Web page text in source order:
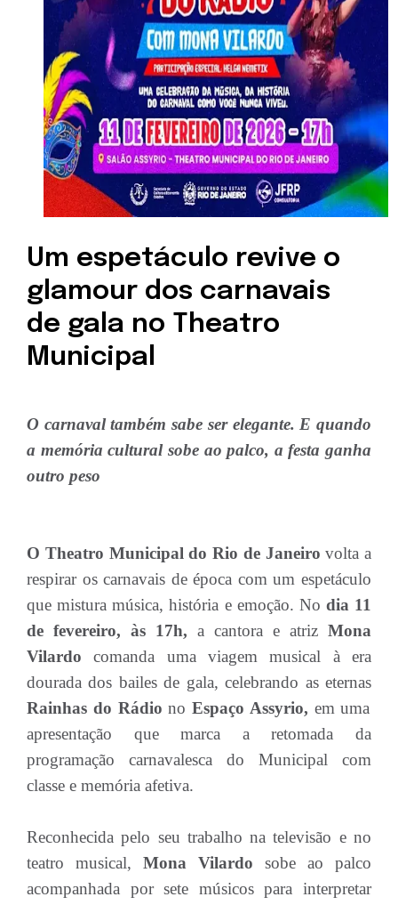
Um espetáculo revive o
glamour dos carnavais
de gala no Theatro
Municipal
O carnaval também sabe ser elegante. E quando
a memória cultural sobe ao palco, a festa ganha
outro peso
O Theatro Municipal do Rio de Janeirovolta a
respirar os carnavais de época com um espetáculo
que mistura música, história e emoção. No dia 11
de fevereiro, às 17h, a cantora e atriz Mona
Vilardocomanda uma viagem musical à era
dourada dos bailes de gala, celebrando as eternas
Rainhas do Rádio no Espaço Assyrio, em uma
apresentação que marca a retomada da
programação carnavalesca do Municipal com
classe e memória afetiva.
Reconhecida pelo seu trabalho na televisão e no
teatro musical, Mona Vilardo sobe ao palco
acompanhada por sete músicos para interpretar